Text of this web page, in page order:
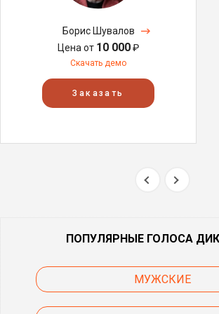
Борис Шувалов
Цена от 10 000₽
Скачать демо
Заказать
ПОПУЛЯРНЫЕ ГОЛОСА
МУЖСКИЕ